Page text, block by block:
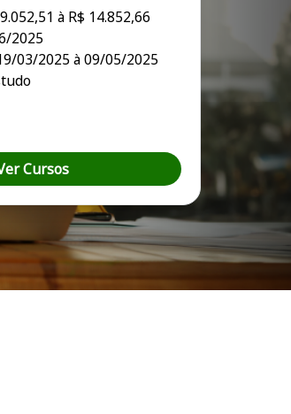
à R$ 14.852,66
2025
03/2025 à 09/05/2025
Cursos